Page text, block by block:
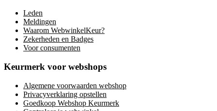
Leden
Meldingen
Waarom WebwinkelKeur?
Zekerheden en Badges
Voor consumenten
Keurmerk voor webshops
Algemene voorwaarden webshop
Privacyverklaring opstellen
Goedkoop Webshop Keurmerk